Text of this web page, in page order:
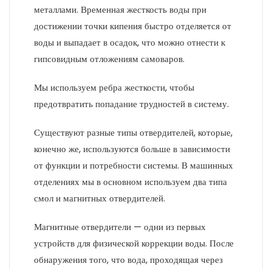
металлами. Временная жесткость воды при
достижении точки кипения быстро отделяется от
воды и выпадает в осадок, что можно отнести к
гипсовидным отложениям самоваров.
Мы используем ребра жесткости, чтобы
предотвратить попадание трудностей в систему.
Существуют разные типы отвердителей, которые,
конечно же, используются больше в зависимости
от функции и потребности системы. В машинных
отделениях мы в основном используем два типа
смол и магнитных отвердителей.
Магнитные отвердители — одни из первых
устройств для физической коррекции воды. После
обнаружения того, что вода, проходящая через